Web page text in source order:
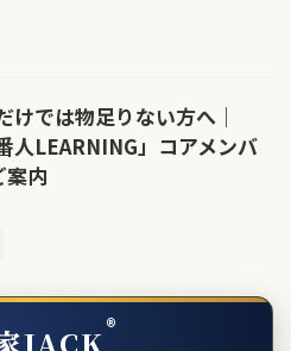
けでは物足りない方へ｜
人LEARNING」コアメンバ
内
JACK®